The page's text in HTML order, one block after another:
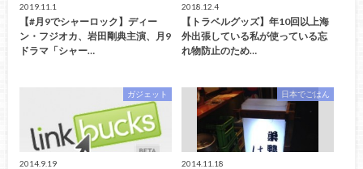
2019.11.1
【#月9でシャーロック】ディー
ン・フジオカ、岩田剛典主演、月9
ドラマ「シャー…
2018.12.4
【トラベルグッズ】年10回以上海
外出張している私が使っている忘
れ物防止のため…
ガジェット
2014.9.19
日本でごはん
2014.11.18